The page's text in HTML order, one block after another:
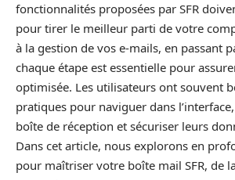
fonctionnalités proposées par SFR
pour tirer le meilleur parti de votre
à la gestion de vos e-mails, en passant
chaque étape est essentielle pour
optimisée. Les utilisateurs ont souvent
pratiques pour naviguer dans
boîte de réception et sécuriser leurs
Dans cet article, nous explorons en
pour maîtriser votre boîte mail SFR, de